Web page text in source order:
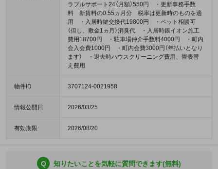
ラブルサポート24（月額）550円 ・更新事務手数
料 新賃料の0.55ヵ月分 税率は更新時のものを適
用 ・入居時鍵交換代19800円 ・ペット相談可
（但し、敷金1ヵ月）消臭代 ・入居時銀イオン施工
費用18700円 ・駐車場仲介手数料4000円 ・町内
会入会費1000円 ・町内会費3000円（年払いとなり
ます） ・退去時ハウスクリーニング費用、畳表替
え費用
物件ID 3707124-0021958
情報公開日 2026/03/25
有効期限 2026/08/20
Q 知りたいことを気軽に質問できます(無料)